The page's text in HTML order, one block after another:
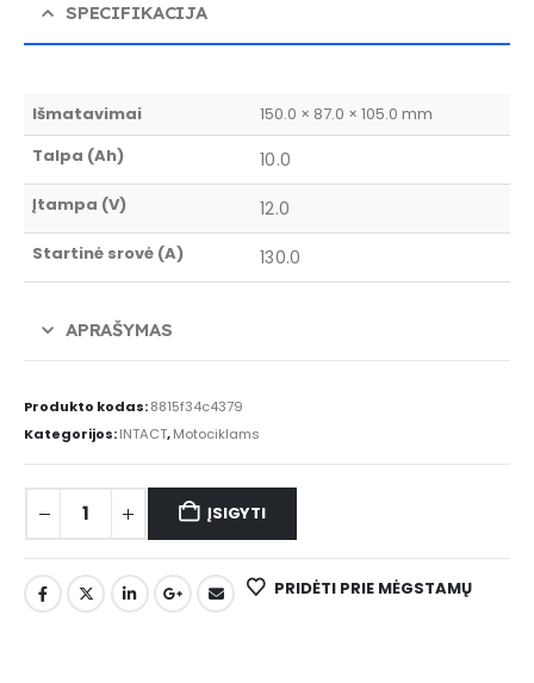
SPECIFIKACIJA
Išmatavimai
150.0 × 87.0 × 105.0 mm
Talpa (Ah)
10.0
Įtampa (V) 12.0
Startinė srovė (A) 130.0
APRAŠYMAS
Produkto kodas:8815f34c4379
Kategorijos:INTACT,Motociklams
ĮSIGYTI
PRIDĖTI PRIE MĖGSTAMŲ